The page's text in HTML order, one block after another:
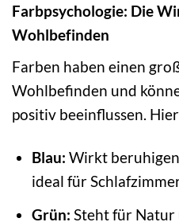
Farbpsychologie: Die
Wohlbefinden
Farben haben einen
Wohlbefinden und
positiv beeinflussen.
Blau: Wirkt
ideal für
Grün: Steht für